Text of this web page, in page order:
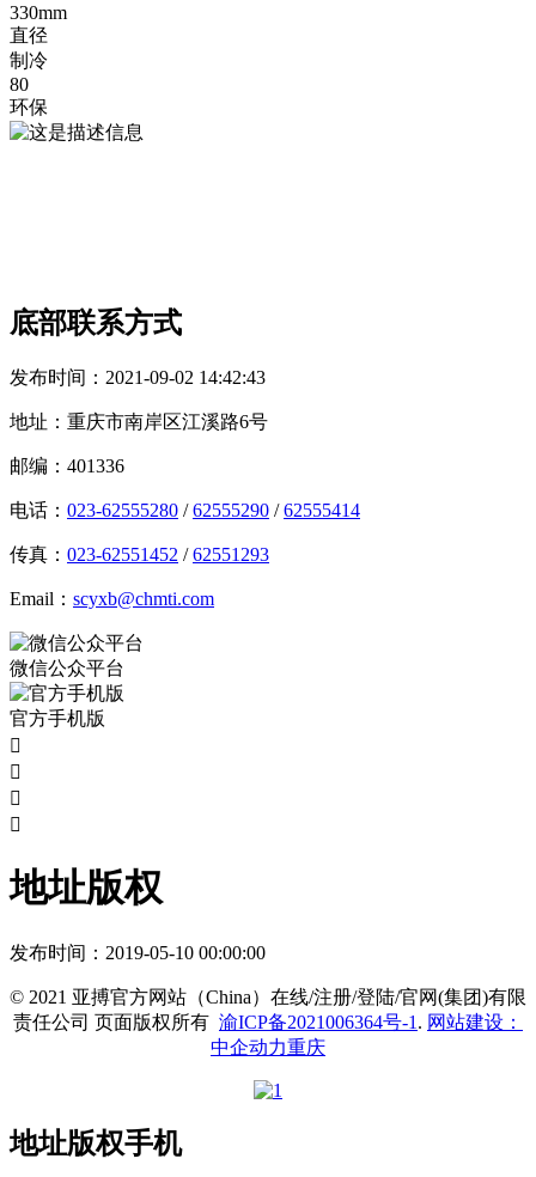
330mm
直径
制冷
80
环保
底部联系方式
发布时间： 2021-09-02 14:42:43
地址：重庆市南岸区江溪路6号
邮编：401336
电话： 023-62555280 /62555290 /62555414
传真： 023-62551452 /62551293
Email： scyxb@chmti.com
微信公众平台
官方手机版




地址版权
发布时间： 2019-05-10 00:00:00
©️ 2021 亚搏官方网站（China）在线/注册/登陆/官网(集团)有限
责任公司 页面版权所有 渝ICP备2021006364号-1 . 网站建设：
中企动力重庆
地址版权手机